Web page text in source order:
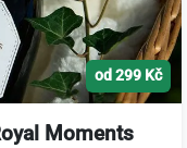
od 299 Kč
Moments